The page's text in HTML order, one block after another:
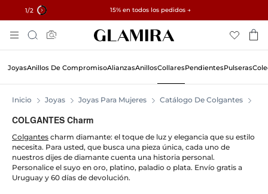
1/2 15% en todos los pedidos →
✓ Devoluciones en 60 días ✓ Redimensionamiento gratuito
To
Content
Búsqueda
JoyasAnillos De CompromisoAlianzasAnillosCollaresPendientesPulseras
Inicio Joyas Joyas Para Mujeres Catálogo De Colgantes
COLGANTES Charm
Colgantes charm diamante: el toque de luz y elegancia que su estilo
necesita. Para usted, que busca una pieza única, cada uno de
nuestros dijes de diamante cuenta una historia personal.
Personalice el suyo en oro, platino, paladio o plata. Envío gratis a
Uruguay y 60 días de devolución.